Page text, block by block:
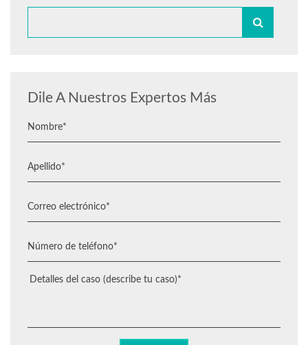
Dile A Nuestros Expertos Más